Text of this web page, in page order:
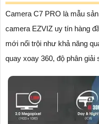
Camera C7 PRO là mẫu
camera EZVIZ uy tín hàng
mới nổi trội như khả năng
quay xoay 360, độ phân